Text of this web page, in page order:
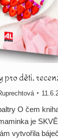
pro děti,
O čem
je
vytvořila